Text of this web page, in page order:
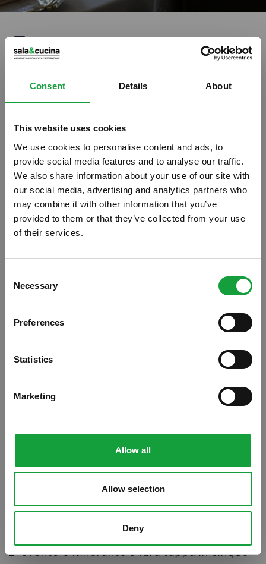
Consent Details About
This website uses cookies
We use cookies to personalise content and ads, to
provide social media features and to analyse our traffic.
We also share information about your use of our site with
our social media, advertising and analytics partners who
may combine it with other information that you’ve
provided to them or that they’ve collected from your use
of their services.
Selection
Necessary
Preferences
Statistics
Marketing
Allow all
Allow selection
Deny
La festa del Bio itinerante:
sabato 9 fa tappa a Roma
Stampa
08/06/2018
prodotti biologici certificati nel rispetto
dell’ambiente, dell’uomo e della biodiversità.
L’ evento è itinerante e farà tappa in cinque
ISCRIVITI ALLA NEWSLETTER
Resta aggiornato su tutte le ultime novita nel campo